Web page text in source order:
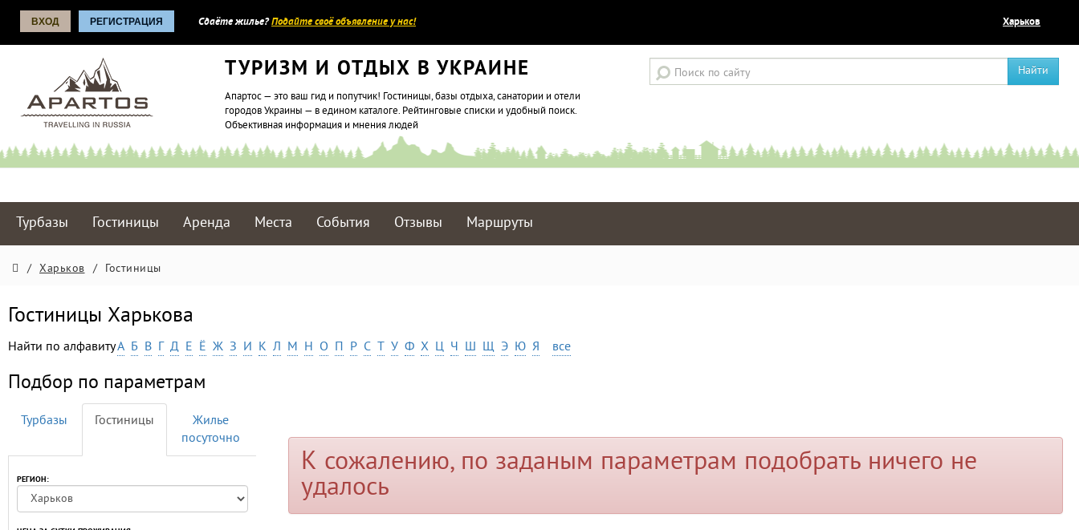
ВХОД РЕГИСТРАЦИЯ Сдаёте жилье?Подайте своё объявление у нас! Харьков
ТУРИЗМ И ОТДЫХ В УКРАИНЕ
Апартос — это ваш гид и попутчик! Гостиницы, базы отдыха, санатории и отели
городов Украины — в едином каталоге. Рейтинговые списки и удобный поиск.
Объективная информация и мнения людей
Найти
Турбазы Гостиницы Аренда Места События Отзывы Маршруты
/ Харьков / Гостиницы
Гостиницы Харькова
Найти по алфавитуА Б В Г Д Е Ё Ж З И К Л М Н О П Р С Т У Ф Х Ц Ч Ш Щ Э Ю Я все
Подбор по параметрам
Турбазы Гостиницы
Жилье
посуточно
РЕГИОН:
К сожалению, по заданым параметрам подобрать ничего не
удалось